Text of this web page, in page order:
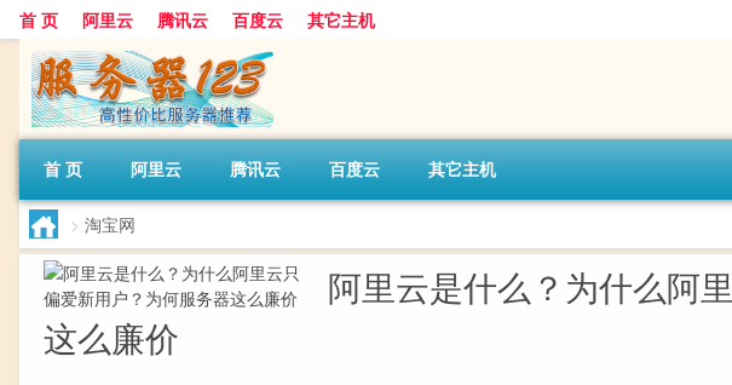
首 页 阿里云 腾讯云 百度云 其它主机
首 页 阿里云 腾讯云 百度云 其它主机
> 淘宝网
阿里云是什么？为什么阿
这么廉价